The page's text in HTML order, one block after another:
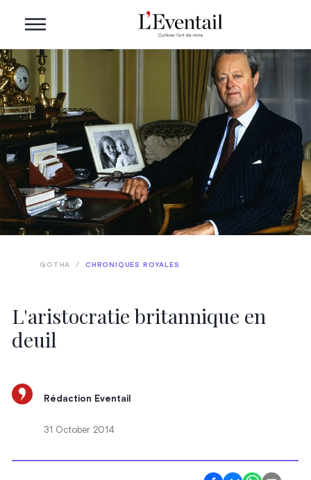
L'aristocratie britannique en
deuil
GOTHA / CHRONIQUES ROYALES
Rédaction Eventail
31 October 2014